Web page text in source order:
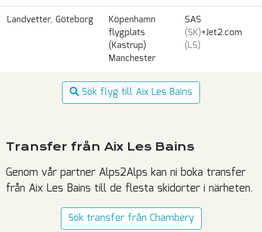
Landvetter, Göteborg
Köpenhamn
flygplats
(Kastrup)
Manchester
SAS
(SK)+Jet2.com
(LS)
Sök flyg till Aix Les Bains
Transfer från Aix Les Bains
Genom vår partner Alps2Alps kan ni boka transfer
från Aix Les Bains till de flesta skidorter i närheten.
Sök transfer från Chambery